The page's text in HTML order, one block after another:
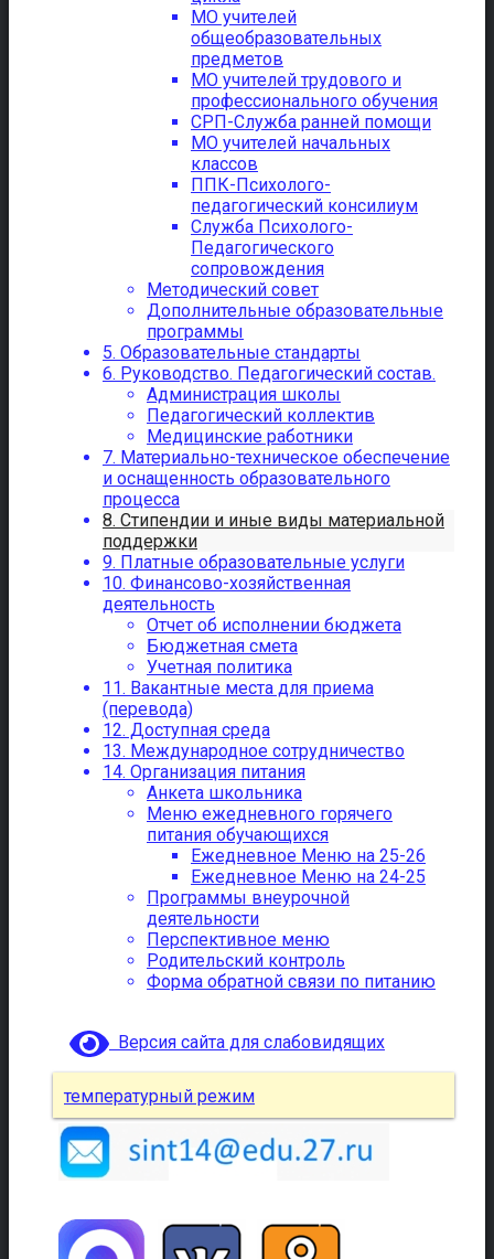
МО учителей
общеобразовательных
предметов
МО учителей трудового и
профессионального обучения
СРП-Служба ранней помощи
МО учителей начальных
классов
ППК-Психолого-
педагогический консилиум
Служба Психолого-
Педагогического
сопровождения
Методический совет
Дополнительные образовательные
программы
5. Образовательные стандарты
6. Руководство. Педагогический состав.
Администрация школы
Педагогический коллектив
Медицинские работники
7. Материально-техническое обеспечение
и оснащенность образовательного
процесса
8. Стипендии и иные виды материальной
поддержки
9. Платные образовательные услуги
10. Финансово-хозяйственная
деятельность
Отчет об исполнении бюджета
Бюджетная смета
Учетная политика
11. Вакантные места для приема
(перевода)
12. Доступная среда
13. Международное сотрудничество
14. Организация питания
Анкета школьника
Меню ежедневного горячего
питания обучающихся
Ежедневное Меню на 25-26
Ежедневное Меню на 24-25
Программы внеурочной
деятельности
Перспективное меню
Родительский контроль
Форма обратной связи по питанию
Версия сайта для слабовидящих
температурный режим